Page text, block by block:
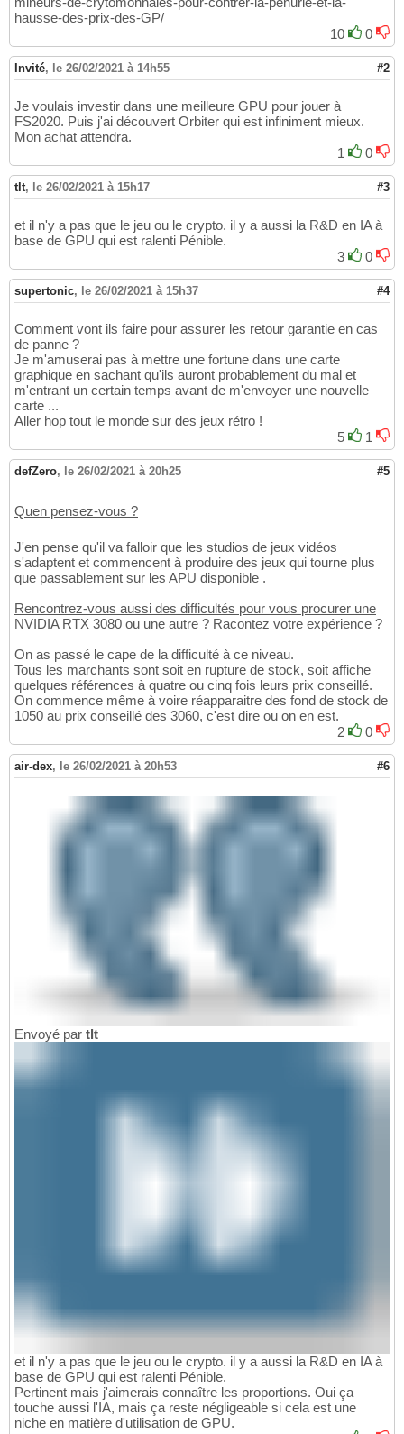
hausse-des-prix-des-GP/
10
0
Invité, le 26/02/2021 à 14h55 #2
Je voulais investir dans une meilleure GPU pour jouer à
FS2020. Puis j'ai découvert Orbiter qui est infiniment mieux.
Mon achat attendra.
1
0
tlt, le 26/02/2021 à 15h17 #3
et il n'y a pas que le jeu ou le crypto. il y a aussi la R&D en IA à
base de GPU qui est ralenti Pénible.
3
0
supertonic, le 26/02/2021 à 15h37 #4
Comment vont ils faire pour assurer les retour garantie en cas
de panne ?
Je m'amuserai pas à mettre une fortune dans une carte
graphique en sachant qu'ils auront probablement du mal et
m'entrant un certain temps avant de m'envoyer une nouvelle
carte ...
Aller hop tout le monde sur des jeux rétro !
5
1
defZero, le 26/02/2021 à 20h25 #5
Quen pensez-vous ?
J'en pense qu'il va falloir que les studios de jeux vidéos
s'adaptent et commencent à produire des jeux qui tourne plus
que passablement sur les APU disponible .
Rencontrez-vous aussi des difficultés pour vous procurer une
NVIDIA RTX 3080 ou une autre ? Racontez votre expérience ?
On as passé le cape de la difficulté à ce niveau.
Tous les marchants sont soit en rupture de stock, soit affiche
quelques références à quatre ou cinq fois leurs prix conseillé.
On commence même à voire réapparaitre des fond de stock de
1050 au prix conseillé des 3060, c'est dire ou on en est.
2
0
air-dex, le 26/02/2021 à 20h53 #6
Envoyé par tlt
et il n'y a pas que le jeu ou le crypto. il y a aussi la R&D en IA à
base de GPU qui est ralenti Pénible.
Pertinent mais j'aimerais connaître les proportions. Oui ça
touche aussi l'IA, mais ça reste négligeable si cela est une
niche en matière d'utilisation de GPU.